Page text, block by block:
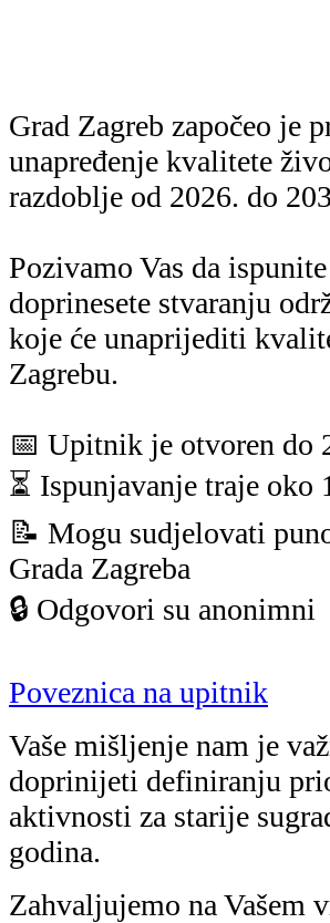
Grad Zagreb započeo je
unapređenje kvalitete
razdoblje od 2026. do
Pozivamo Vas da ispunite
doprinesete stvaranju
koje će unaprijediti
Zagrebu.
📅 Upitnik je otvoren do
⏳ Ispunjavanje traje oko
📝 Mogu sudjelovati
Grada Zagreba
🔒 Odgovori su anonimni
Poveznica na upitnik
Vaše mišljenje nam je
doprinijeti definiranju
aktivnosti za starije
godina.
Zahvaljujemo na Vašem